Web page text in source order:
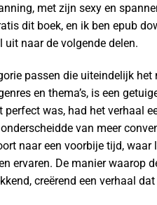
met zijn sexy en
dit boek, en ik ben epub
naar de volgende delen.
passen die uiteindelijk het
en thema’s, is een
was, had het verhaal
van meer
naar een voorbije tijd, waar
ervaren. De manier waarop
creërend een verhaal